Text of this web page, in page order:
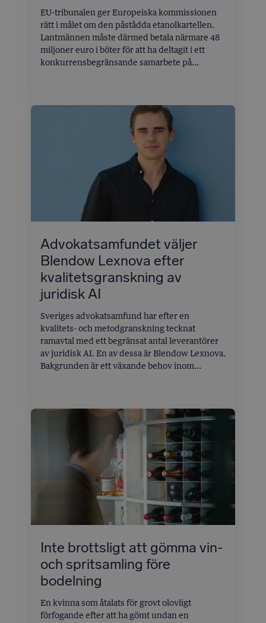
EU-tribunalen ger Europeiska kommissionen
rätt i målet om den påstådda etanolkartellen.
Lantmännen måste därmed betala närmare 48
miljoner euro i böter för att ha deltagit i ett
konkurrensbegränsande samarbete på
Biorefineries AB. Enligt kommissionen hade
bolagen samordnat sitt agerande och utbytt
känslig information för att manipulera priserna
på etanol, till skada för konkurrensen på
Advokatsamfundet väljer
Blendow Lexnova efter
kvalitetsgranskning av
juridisk AI
Sveriges advokatsamfund har efter en
kvalitets- och metodgranskning tecknat
ramavtal med ett begränsat antal leverantörer
av juridisk AI. En av dessa är Blendow Lexnova.
Bakgrunden är ett växande behov inom
val föregicks av dialoger och en noggrann
genomgång av hur olika AI-lösningar förhåller
sig till juridisk metod, källkritik och
professionellt ansvar.
Inte brottsligt att gömma vin-
och spritsamling före
bodelning
En kvinna som åtalats för grovt olovligt
förfogande efter att ha gömt undan en